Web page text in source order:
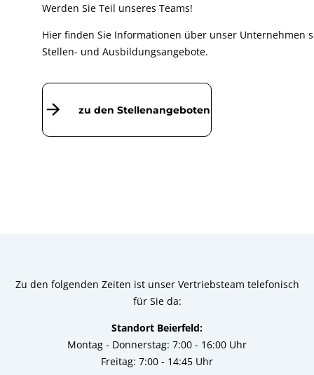
Werden Sie Teil unseres Teams!
Hier finden Sie Informationen über unser Unternehmen
Stellen- und Ausbildungsangebote.
zu den Stellenangeboten
Zu den folgenden Zeiten ist unser Vertriebsteam telefonisch
für Sie da:
Standort Beierfeld:
Montag - Donnerstag: 7:00 - 16:00 Uhr
Freitag: 7:00 - 14:45 Uhr